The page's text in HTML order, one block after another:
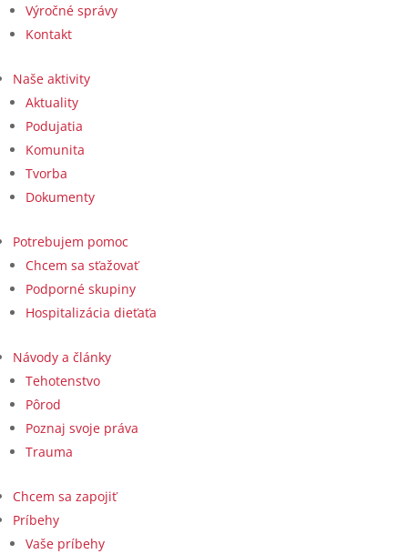
Výročné správy
Kontakt
Naše aktivity
Aktuality
Podujatia
Komunita
Tvorba
Dokumenty
Potrebujem pomoc
Chcem sa sťažovať
Podporné skupiny
Hospitalizácia dieťaťa
Návody a články
Tehotenstvo
Pôrod
Poznaj svoje práva
Trauma
Chcem sa zapojiť
Príbehy
Vaše príbehy